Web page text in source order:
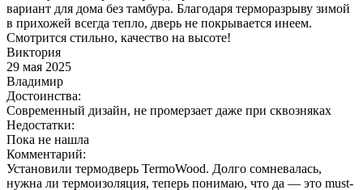
вариант для дома без тамбура. Благодаря терморазрыву зимой
в прихожей всегда тепло, дверь не покрывается инеем.
Смотрится стильно, качество на высоте!
Виктория
29 мая 2025
Владимир
Достоинства:
Современный дизайн, не промерзает даже при сквозняках
Недостатки:
Пока не нашла
Комментарий:
Установили термодверь TermoWood. Долго сомневалась,
нужна ли термоизоляция, теперь понимаю, что да — это must-